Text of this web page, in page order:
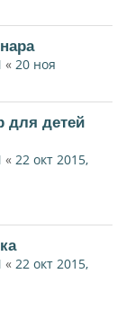
« 20 ноя
для детей
« 22 окт 2015,
« 22 окт 2015,